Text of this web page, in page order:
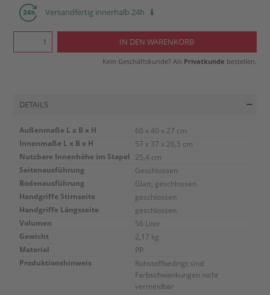
Versandfertig innerhalb 24h
Kein Geschäftskunde? Als Privatkunde bestellen.
DETAILS
Außenmaße L x B x H 60 x 40 x 27 cm
Innenmaße L x B x H 57 x 37 x 26,5 cm
Nutzbare Innenhöhe im Stapel 25,4 cm
Seitenausführung Geschlossen
Bodenausführung Glatt, geschlossen
Handgriffe Stirnseite geschlossen
Handgriffe Längsseite geschlossen
Volumen 56 Liter
Gewicht 2,17 kg
Material PP
Produktionshinweis
Rohstoffbedingt sind
Farbschwankungen nicht
vermeidbar